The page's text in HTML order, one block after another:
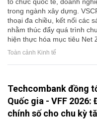
trong ngành xây dựng.
thoại đa chiều, kết nối các
nhằm thúc đẩy quá trình
hiện thực hóa mục tiêu Net
Toàn cảnh Kinh tế
Techcombank đồng
Quốc gia - VFF 2026:
chính số cho chu kỳ